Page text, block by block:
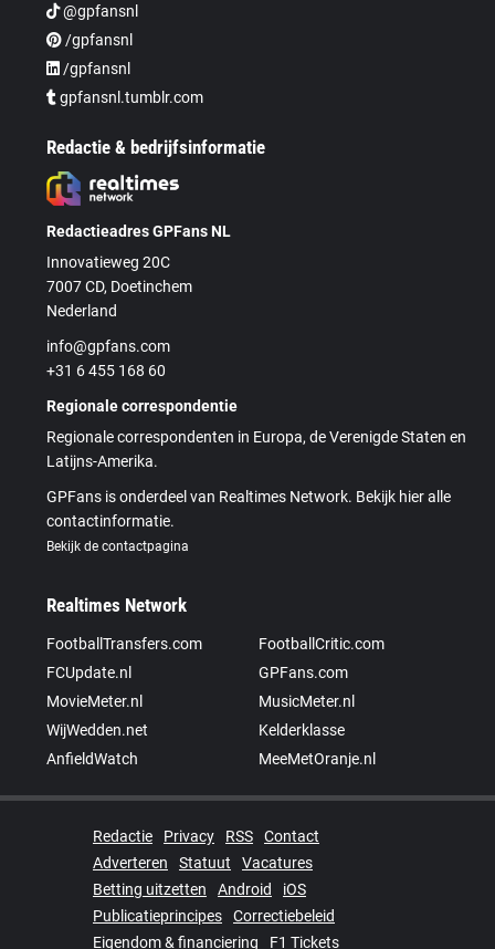
@gpfansnl
/gpfansnl
/gpfansnl
gpfansnl.tumblr.com
Redactie & bedrijfsinformatie
Redactieadres GPFans NL
Innovatieweg 20C
7007 CD, Doetinchem
Nederland
info@gpfans.com
+31 6 455 168 60
Regionale correspondentie
Regionale correspondenten in Europa, de Verenigde Staten en
Latijns-Amerika.
GPFans is onderdeel van Realtimes Network. Bekijk hier alle
contactinformatie.
Bekijk de contactpagina
Realtimes Network
FootballTransfers.com
FootballCritic.com
FCUpdate.nl
GPFans.com
MovieMeter.nl
MusicMeter.nl
WijWedden.net
Kelderklasse
AnfieldWatch
MeeMetOranje.nl
Redactie Privacy RSS
Contact
Adverteren
Statuut
Vacatures
Betting uitzetten
Android
iOS
Publicatieprincipes
Correctiebeleid
Eigendom & financiering
F1 Tickets